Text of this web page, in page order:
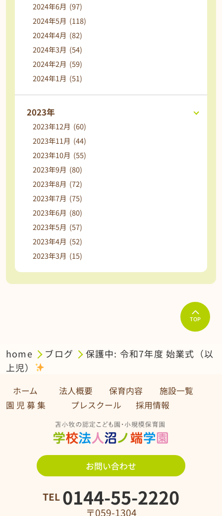
2024年6月 (97)
2024年5月 (118)
2024年4月 (82)
2024年3月 (54)
2024年2月 (59)
2024年1月 (51)
2023年
2023年12月 (60)
2023年11月 (44)
2023年10月 (55)
2023年9月 (80)
2023年8月 (72)
2023年7月 (75)
2023年6月 (80)
2023年5月 (57)
2023年4月 (52)
2023年3月 (15)
TOP
home ブログ
保護中: 令和7年度 始業式（以
上児）
ホーム 法人概要 保育内容
施設一覧
園 児 募 集 プレスクール
採用情報
お問い合わせ
TEL 0144-55-2220
〒059-1304